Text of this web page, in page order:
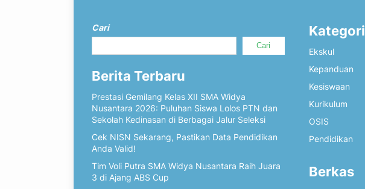
Cari
Cari
Berita Terbaru
Prestasi Gemilang Kelas XII SMA Widya
Nusantara 2026: Puluhan Siswa Lolos PTN dan
Sekolah Kedinasan di Berbagai Jalur Seleksi
Cek NISN Sekarang, Pastikan Data Pendidikan
Anda Valid!
Tim Voli Putra SMA Widya Nusantara Raih Juara
3 di Ajang ABS Cup
Kategori
Ekskul
Kepanduan
Kesiswaan
Kurikulum
OSIS
Pendidikan
Berkas